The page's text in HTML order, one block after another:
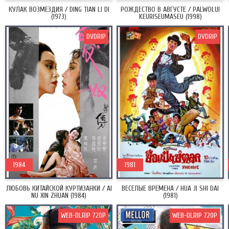
КУЛАК ВОЗМЕЗДИЯ / DING TIAN LI DI
(1973)
РОЖДЕСТВО В АВГУСТЕ / PALWOLUI
KEURISEUMASEU (1998)
ЛЮБОВЬ КИТАЙСКОЙ КУРТИЗАНКИ / AI
NU XIN ZHUAN (1984)
1984
DVDRIP
ВЕСЕЛЫЕ ВРЕМЕНА / HUA JI SHI DAI
(1981)
1981
DVDRIP
WEB-DLRIP 720P WEB-DLRIP 720P